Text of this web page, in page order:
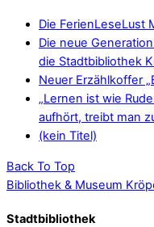
Die FerienLeseLust
Die neue
die Stadtbibliothek
Neuer Erzählkoffer
„Lernen ist wie
aufhört, treibt man
(kein Titel)
Back To Top
Bibliothek & Museum
Stadtbibliothek